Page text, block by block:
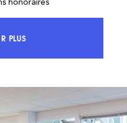
PLUS À 100% DU MARCHÉ ET